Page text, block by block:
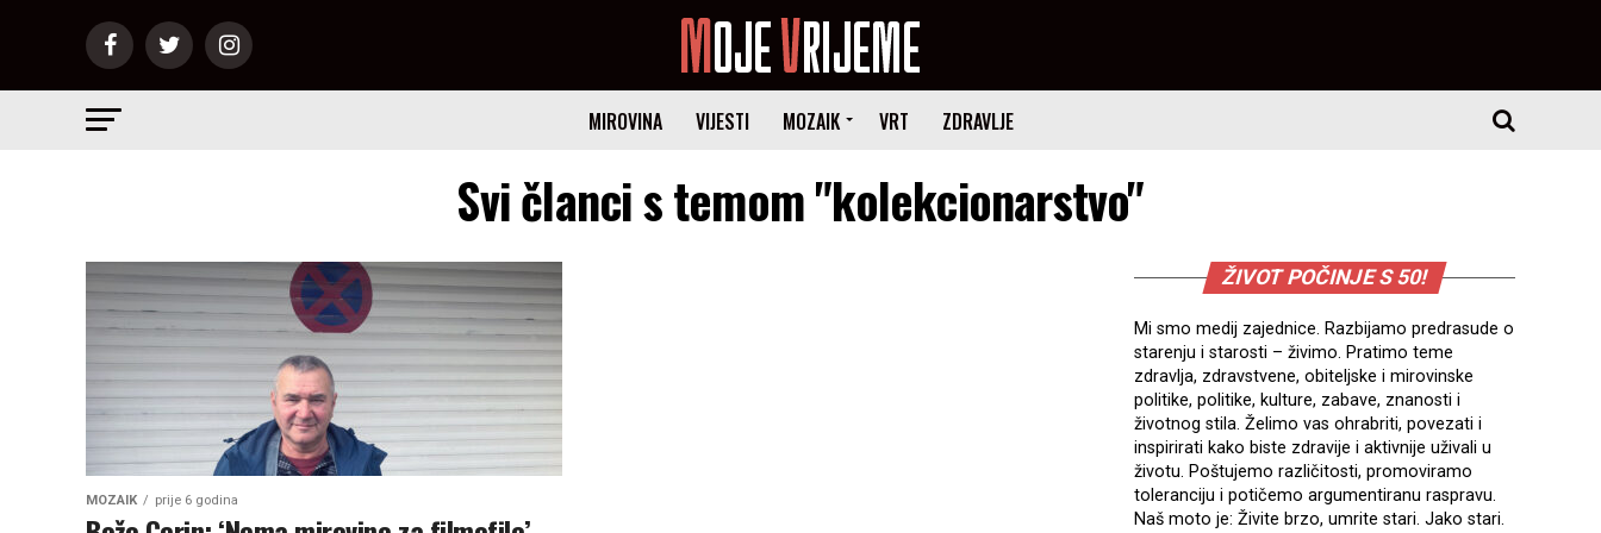
MIROVINA VIJESTI MOZAIK VRT ZDRAVLJE
Svi članci s temom "kolekcionarstvo"
MOZAIK prije 6 godina
ŽIVOT POČINJE S 50!
Mi smo medij zajednice. Razbijamo predrasude o
starenju i starosti – živimo. Pratimo teme
zdravlja, zdravstvene, obiteljske i mirovinske
politike, politike, kulture, zabave, znanosti i
životnog stila. Želimo vas ohrabriti, povezati i
inspirirati kako biste zdravije i aktivnije uživali u
životu. Poštujemo različitosti, promoviramo
toleranciju i potičemo argumentiranu raspravu.
Naš moto je: Živite brzo, umrite stari. Jako stari.